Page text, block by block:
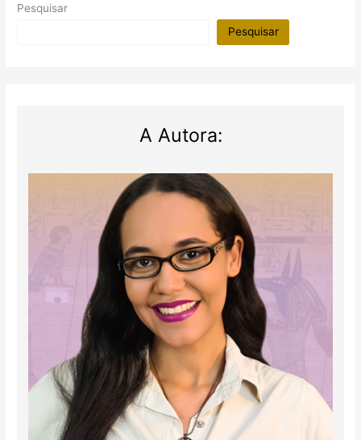
Pesquisar
Pesquisar
A Autora: